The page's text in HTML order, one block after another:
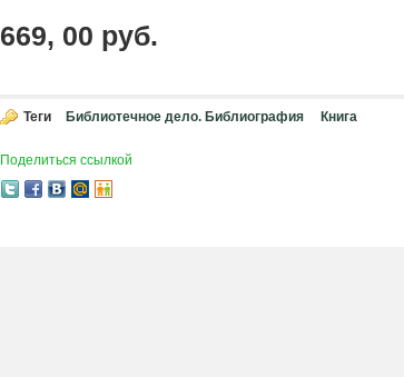
669, 00 руб.
Теги Библиотечное дело. Библиография Книга
Поделиться ссылкой